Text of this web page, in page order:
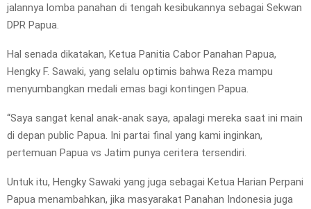
jalannya lomba panahan di tengah kesibukannya sebagai Sekwan
DPR Papua.
Hal senada dikatakan, Ketua Panitia Cabor Panahan Papua,
Hengky F. Sawaki, yang selalu optimis bahwa Reza mampu
menyumbangkan medali emas bagi kontingen Papua.
“Saya sangat kenal anak-anak saya, apalagi mereka saat ini main
di depan public Papua. Ini partai final yang kami inginkan,
pertemuan Papua vs Jatim punya ceritera tersendiri.
Untuk itu, Hengky Sawaki yang juga sebagai Ketua Harian Perpani
Papua menambahkan, jika masyarakat Panahan Indonesia juga